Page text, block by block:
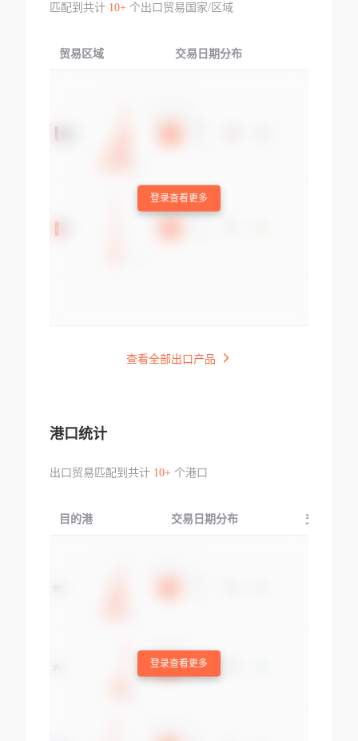
匹配到共计 10+个出口贸易国家/区域
贸易区域 交易日期分布
登录查看更多
查看全部出口产品
港口统计
出口贸易匹配到共计 10+个港口
目的港 交易日期分布 交易产品
登录查看更多